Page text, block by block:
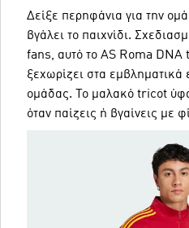
Δείξε περηφάνια για την
βγάλει το παιχνίδι.
fans, αυτό το AS Roma
ξεχωρίζει στα
ομάδας. Το μαλακό tricot
όταν παίζεις ή βγαίνεις με